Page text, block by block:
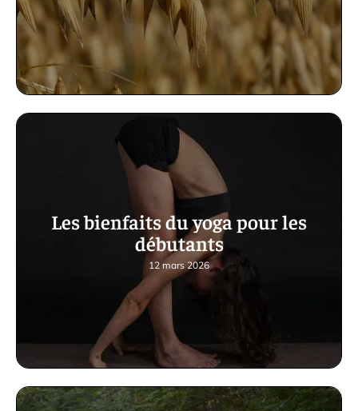
Les bienfaits du yoga pour les
débutants
12 mars 2026